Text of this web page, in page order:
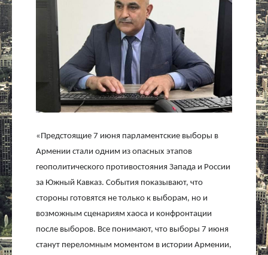
Виды спорта
Проект
Литература
«Предстоящие 7 июня парламентские выборы в
Армении стали одним из опасных этапов
геополитического противостояния Запада и России
за Южный Кавказ. События показывают, что
стороны готовятся не только к выборам, но и
возможным сценариям хаоса и конфронтации
после выборов. Все понимают, что выборы 7 июня
станут переломным моментом в истории Армении,